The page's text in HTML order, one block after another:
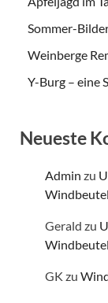
Sommer-
Weinberge
Y-Burg – eine
Neueste
Admin zu
Gerald zu
GK zu